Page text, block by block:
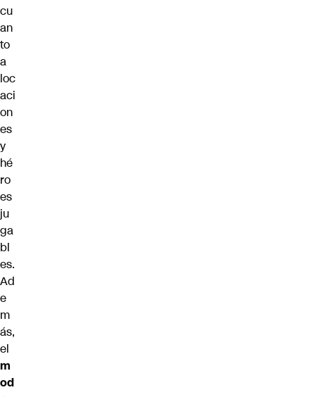
cu
an
to
a
loc
aci
on
es
y
hé
ro
es
ju
ga
bl
es.
Ad
e
m
ás,
el
m
od